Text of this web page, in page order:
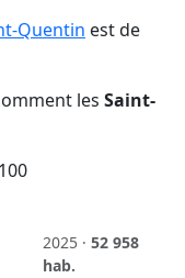
Quentin est de
les Saint-
2025 · 52 958
hab.